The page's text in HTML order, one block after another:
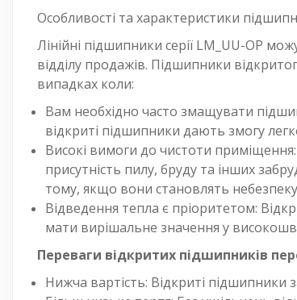
Особливості та характеристики
Лінійні підшипники серії LM_UU-OP
відділу продажів. Підшипники
випадках коли:
Вам необхідно часто змащувати
відкриті підшипники дають змогу
Високі вимоги до чистоти
присутність пилу, бруду та інших
тому, якщо вони становлять
Відведення тепла є пріоритетом:
мати вирішальне значення у
Переваги відкритих підшипників
Нижча вартість: Відкриті підшипники